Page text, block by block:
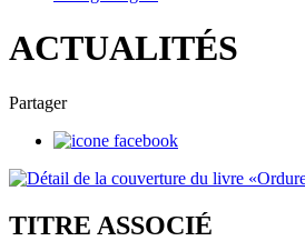
ACTUALITÉS
Partager
TITRE ASSOCIÉ